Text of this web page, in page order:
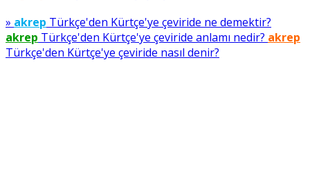
» akrep Türkçe'den Kürtçe'ye çeviride ne demektir?
akrep Türkçe'den Kürtçe'ye çeviride anlamı nedir? akrep
Türkçe'den Kürtçe'ye çeviride nasıl denir?